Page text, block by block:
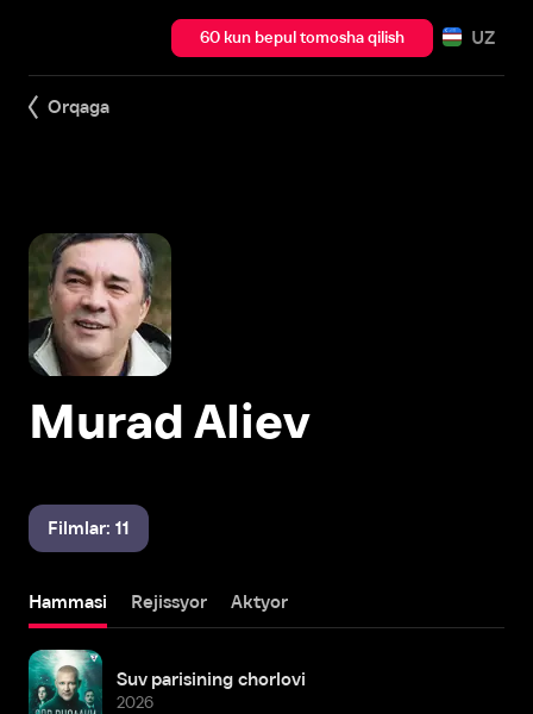
60 kun bepul tomosha qilish UZ
Orqaga
Murad Aliev
Filmlar: 11
Hammasi Rejissyor Aktyor
Suv parisining chorlovi
2026